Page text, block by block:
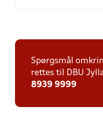
Spørgsmål
rettes til DBU
8939 9999